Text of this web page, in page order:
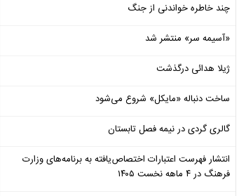
چند خاطره خواندنی از جنگ
«آسیمه سر» منتشر شد
ژیلا هدائی درگذشت
ساخت دنباله «مایکل» شروع می‌شود
گالری گردی در نیمه فصل تابستان
انتشار فهرست اعتبارات اختصاص‌یافته به برنامه‌های وزارت
فرهنگ در ۴ ماهه نخست ۱۴۰۵